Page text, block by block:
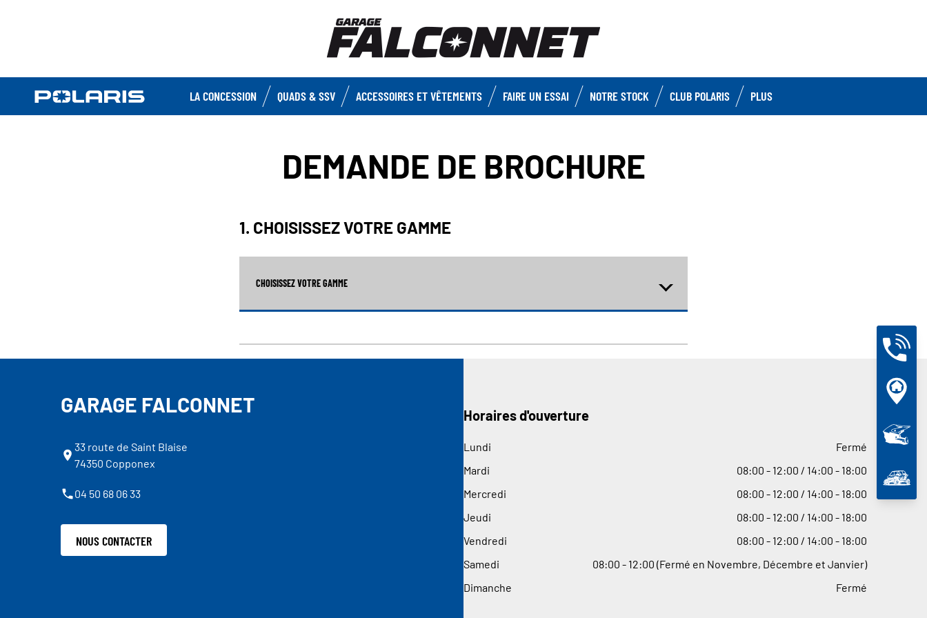
LA CONCESSION QUADS & SSV ACCESSOIRES ET VÊTEMENTS FAIRE UN ESSAI NOTRE STOCK CLUB POLARIS PLUS
DEMANDE DE BROCHURE
1. CHOISISSEZ VOTRE GAMME
CHOISISSEZ VOTRE GAMME
GARAGE FALCONNET
33 route de Saint Blaise
74350 Copponex
04 50 68 06 33
NOUS CONTACTER
Horaires d'ouverture
Lundi
Fermé
Mardi
08:00 - 12:00 / 14:00 - 18:00
Mercredi
08:00 - 12:00 / 14:00 - 18:00
Jeudi
08:00 - 12:00 / 14:00 - 18:00
Vendredi
08:00 - 12:00 / 14:00 - 18:00
Samedi
08:00 - 12:00 (Fermé en Novembre, Décembre et Janvier)
Dimanche
Fermé